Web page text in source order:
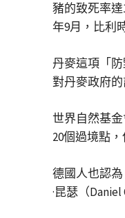
豬的致死率
年9月，比利
丹麥這項「
對丹麥政府
世界自然基
20個過境點
德國人也認
·昆瑟（